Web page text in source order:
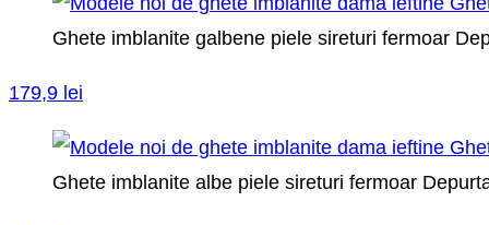
Ghete imblanite galbene piele sireturi fermoar
179,9 lei
Ghete imblanite albe piele sireturi fermoar